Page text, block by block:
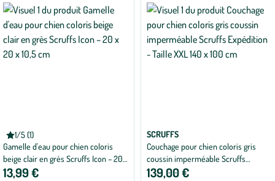
1/5 (1)
Note
moyenne
de
1
sur
SCRUFFS
Gamelle d'eau pour chien coloris
beige clair en grès Scruffs Icon – 20 x
20 x 10,5 cm
13,99 €
SCRUFFS
Couchage pour chien coloris gris
coussin imperméable Scruffs
Expédition - Taille XXL 140 x 100 cm
139,00 €